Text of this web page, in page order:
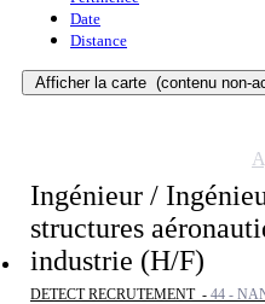
Date
Distance
Afficher la carte (contenu non-
Ingénieur /
structures
industrie (H/F)
DETECT RECRUTEMENT - 44 -